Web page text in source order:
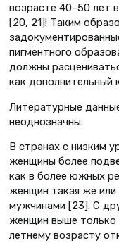
возрасте 40–50 лет
[20, 21]! Таким
пигментного
должны
как дополнительный
Литературные
неоднозначны.
В странах с низким
женщины более
как в более южных
женщин такая же
мужчинами [23]. С
женщин выше только
летнему возрасту